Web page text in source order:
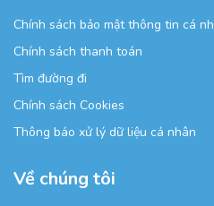
Chính sách bảo mật thông tin cá
Chính sách thanh toán
Tìm đường đi
Chính sách Cookies
Thông báo xử lý dữ liệu cá nhân
Về chúng tôi